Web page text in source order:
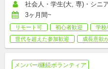
社会人・学生(大, 専)・シニ
3ヶ月間~
リモート可 初心者歓迎
学校
世代を超えた参加歓迎
成長意欲
メンバー/継続ボランティア